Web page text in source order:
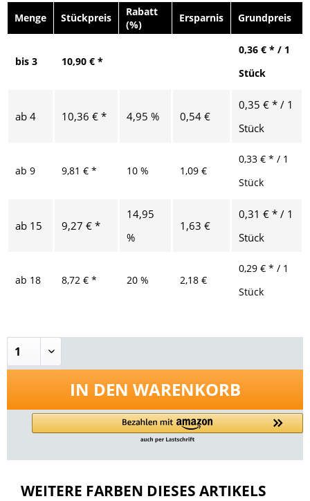
Menge
Stückpreis
Rabatt
(%)
Ersparnis Grundpreis
bis 3 10,90 € *
0,36 € * / 1
Stück
ab 4 10,36 € * 4,95 % 0,54 €
0,35 € * / 1
Stück
ab 9 9,81 € * 10 % 1,09 €
0,33 € * / 1
Stück
ab 15 9,27 € *
14,95
%
1,63 €
0,31 € * / 1
Stück
ab 18 8,72 € * 20 % 2,18 €
0,29 € * / 1
Stück
IN DEN WARENKORB
WEITERE FARBEN DIESES ARTIKELS